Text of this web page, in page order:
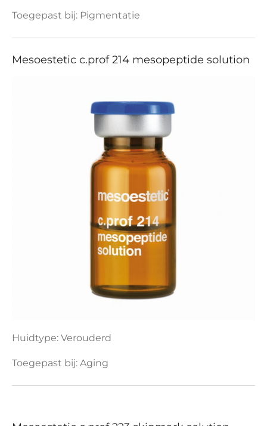
Toegepast bij: Pigmentatie
Mesoestetic c.prof 214 mesopeptide solution
Huidtype: Verouderd
Toegepast bij: Aging